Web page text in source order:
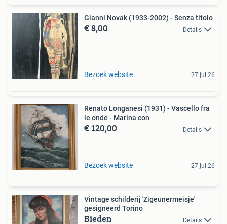
Gianni Novak (1933-2002) - Senza titolo
€ 8,00 Details
Bezoek website 27 jul 26
Renato Longanesi (1931) - Vascello fra
le onde - Marina con
€ 120,00 Details
Bezoek website 27 jul 26
Vintage schilderij 'Zigeunermeisje'
gesigneerd Torino
Bieden Details